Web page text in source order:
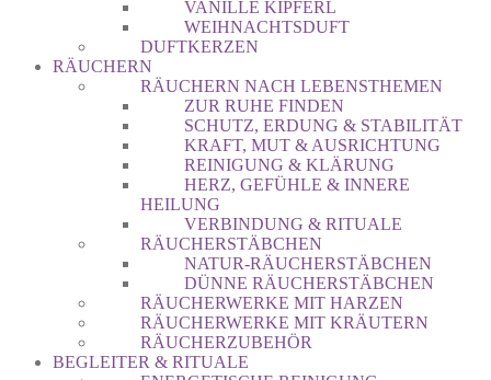
VANILLE KIPFERL
WEIHNACHTSDUFT
DUFTKERZEN
RÄUCHERN
RÄUCHERN NACH LEBENSTHEMEN
ZUR RUHE FINDEN
SCHUTZ, ERDUNG & STABILITÄT
KRAFT, MUT & AUSRICHTUNG
REINIGUNG & KLÄRUNG
HERZ, GEFÜHLE & INNERE
HEILUNG
VERBINDUNG & RITUALE
RÄUCHERSTÄBCHEN
NATUR-RÄUCHERSTÄBCHEN
DÜNNE RÄUCHERSTÄBCHEN
RÄUCHERWERKE MIT HARZEN
RÄUCHERWERKE MIT KRÄUTERN
RÄUCHERZUBEHÖR
BEGLEITER & RITUALE